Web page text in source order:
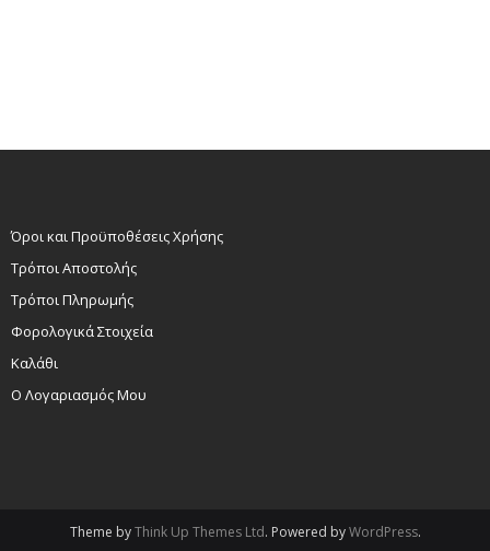
Όροι και Προϋποθέσεις Χρήσης
Τρόποι Αποστολής
Τρόποι Πληρωμής
Φορολογικά Στοιχεία
Καλάθι
Ο Λογαριασμός Μου
Theme byThink Up Themes Ltd. Powered byWordPress.